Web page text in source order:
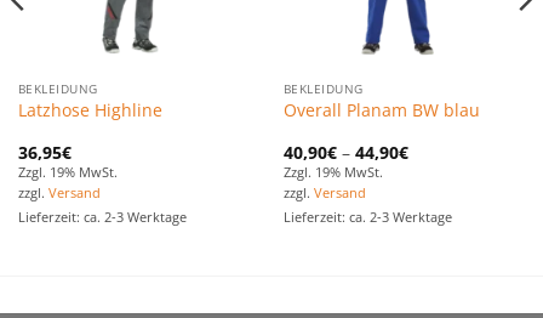
BEKLEIDUNG
Latzhose Highline
36,95€
Zzgl. 19% MwSt.
zzgl. Versand
Lieferzeit: ca. 2-3 Werktage
BEKLEIDUNG
Overall Planam BW blau
40,90€– 44,90€
Zzgl. 19% MwSt.
zzgl. Versand
Lieferzeit: ca. 2-3 Werktage